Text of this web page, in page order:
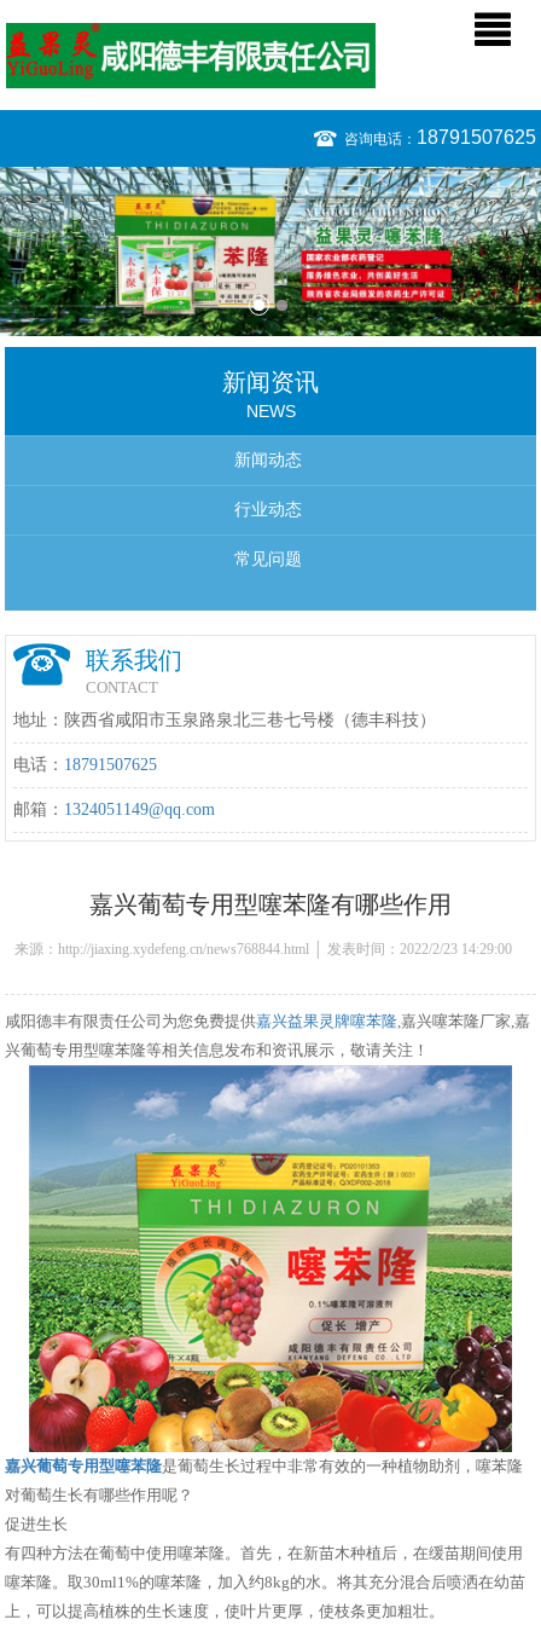
咨询电话： 18791507625
新闻资讯
NEWS
新闻动态
行业动态
常见问题
联系我们
CONTACT
地址：陕西省咸阳市玉泉路泉北三巷七号楼（德丰科技）
电话： 18791507625
邮箱： 1324051149@qq.com
嘉兴葡萄专用型噻苯隆有哪些作用
来源：http://jiaxing.xydefeng.cn/news768844.html │ 发表时间：2022/2/23 14:29:00
咸阳德丰有限责任公司为您免费提供嘉兴益果灵牌噻苯隆,嘉兴噻苯隆厂家,嘉
兴葡萄专用型噻苯隆等相关信息发布和资讯展示，敬请关注！
嘉兴葡萄专用型噻苯隆是葡萄生长过程中非常有效的一种植物助剂，噻苯隆
对葡萄生长有哪些作用呢？
促进生长
有四种方法在葡萄中使用噻苯隆。首先，在新苗木种植后，在缓苗期间使用
噻苯隆。取30ml1%的噻苯隆，加入约8kg的水。将其充分混合后喷洒在幼苗
上，可以提高植株的生长速度，使叶片更厚，使枝条更加粗壮。